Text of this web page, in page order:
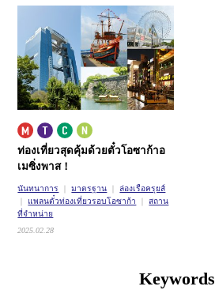
สายอิมาซาโตะซุจิ สายนิวแทรม
ท่องเที่ยวสุดคุ้มด้วยตั๋วโอซาก้าอ
เมซิ่งพาส！
นันทนาการ มาตรฐาน
ล่องเรือครุยส์
แพลนตั๋วท่องเที่ยวรอบโอซาก้า
สถาน
ที่จำหน่าย
2025.02.28
Keywords